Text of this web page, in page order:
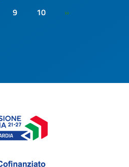
9 10 »